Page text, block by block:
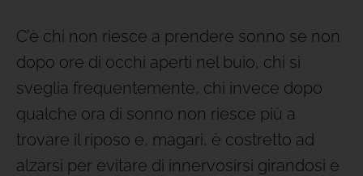
C’è chi non riesce a prendere sonno se non
dopo ore di occhi aperti nel buio, chi si
sveglia frequentemente, chi invece dopo
qualche ora di sonno non riesce più a
trovare il riposo e, magari, è costretto ad
alzarsi per evitare di innervosirsi girandosi e